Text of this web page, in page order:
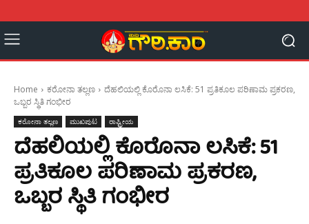
Home ಕರೋನಾ ತಲ್ಲಣ
ದೆಹಲಿಯಲ್ಲಿ ಕೊರೊನಾ ಲಸಿಕೆ: 51 ಪ್ರತಿಕೂಲ ಪರಿಣಾಮ ಪ್ರಕರಣ,
ಒಬ್ಬರ ಸ್ಥಿತಿ ಗಂಭೀರ
ಕರೋನಾ ತಲ್ಲಣ ಮುಖಪುಟ ರಾಷ್ಟ್ರೀಯ
ದೆಹಲಿಯಲ್ಲಿ ಕೊರೊನಾ ಲಸಿಕೆ: 51
ಪ್ರತಿಕೂಲ ಪರಿಣಾಮ ಪ್ರಕರಣ,
ಒಬ್ಬರ ಸ್ಥಿತಿ ಗಂಭೀರ